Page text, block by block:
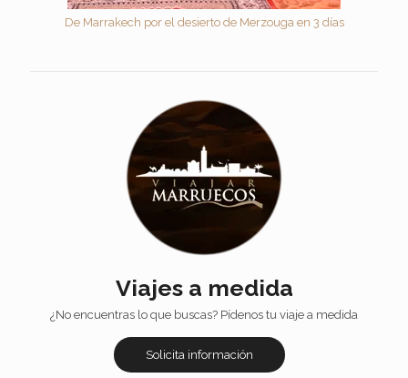
De Marrakech por el desierto de Merzouga en 3 días
Viajes a medida
¿No encuentras lo que buscas? Pídenos tu viaje a medida
Solicita información